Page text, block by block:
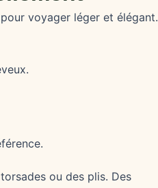
voyager léger et élégant.
ou des plis. Des